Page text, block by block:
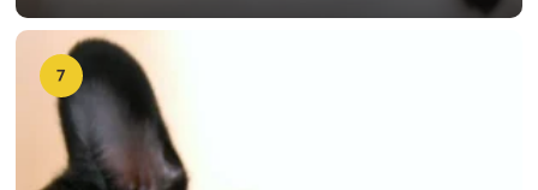
7